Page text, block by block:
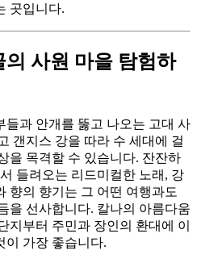
곳입니다.
사원 마을 탐험하
들과 안개를 뚫고 나오는 고대 사
갠지스 강을 따라 수 세대에 걸
을 목격할 수 있습니다. 잔잔하
들려오는 리드미컬한 노래, 강
향의 향기는 그 어떤 여행과도
을 선사합니다. 칼나의 아름다움
지부터 주민과 장인의 환대에 이
이 가장 좋습니다.